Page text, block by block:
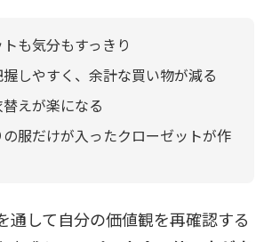
も気分もすっきり
しやすく、余計な買い物が減る
えが楽になる
服だけが入ったクローゼットが作
通して自分の価値観を再確認する